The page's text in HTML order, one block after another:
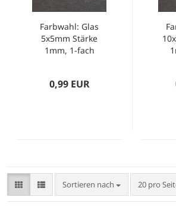
Farbwahl: Glas
5x5mm Stärke
1mm, 1-fach
0,99 EUR
Sortieren nach
Sortieren nach 20 pro
pro Seite